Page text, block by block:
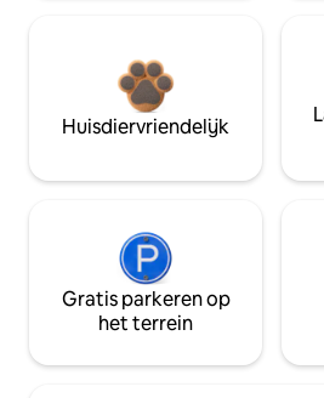
Huisdiervriendelijk
Gratis parkeren op
het terrein